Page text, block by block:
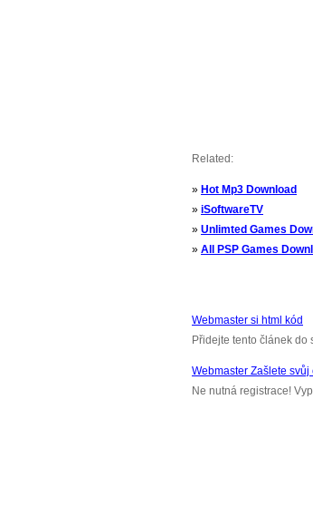
Related:
» Hot Mp3 Download
» iSoftwareTV
» Unlimted Games
» All PSP Games
Webmaster si html kód
Přidejte tento článek do
Webmaster Zašlete svůj
Ne nutná registrace!